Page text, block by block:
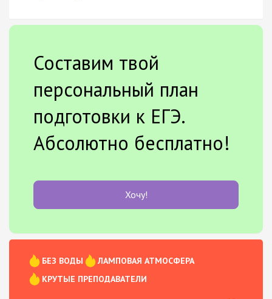
Составим твой
персональный план
подготовки к ЕГЭ.
Абсолютно бесплатно!
Хочу!
БЕЗ ВОДЫ
ЛАМПОВАЯ АТМОСФЕРА
КРУТЫЕ ПРЕПОДАВАТЕЛИ